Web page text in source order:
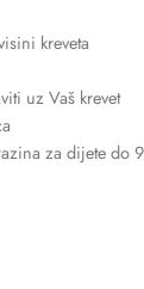
kreveta
uz Vaš krevet
za dijete do